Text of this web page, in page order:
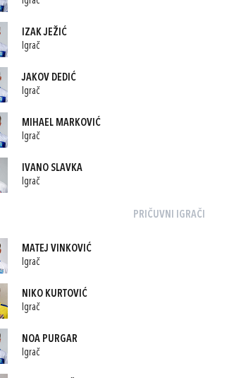
IZAK JEŽIĆ
Igrač
JAKOV DEDIĆ
Igrač
MIHAEL MARKOVIĆ
Igrač
IVANO SLAVKA
Igrač
PRIČUVNI IGRAČI
MATEJ VINKOVIĆ
Igrač
NIKO KURTOVIĆ
Igrač
NOA PURGAR
Igrač